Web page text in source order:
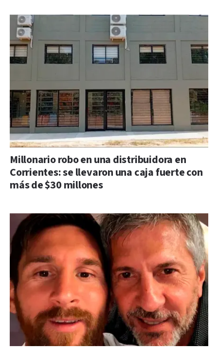
Millonario robo en una distribuidora en
Corrientes: se llevaron una caja fuerte con
más de $30 millones